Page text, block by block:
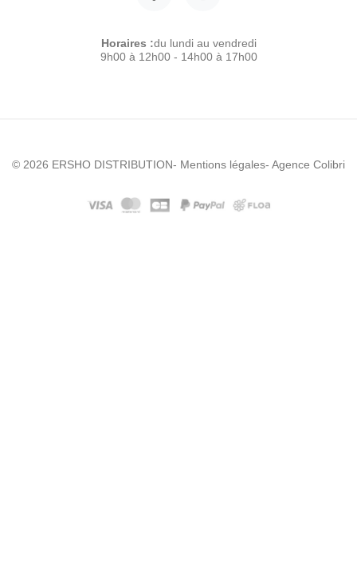
Horaires :du lundi au vendredi
9h00 à 12h00 - 14h00 à 17h00
© 2026 ERSHO DISTRIBUTION- Mentions légales- Agence Colibri